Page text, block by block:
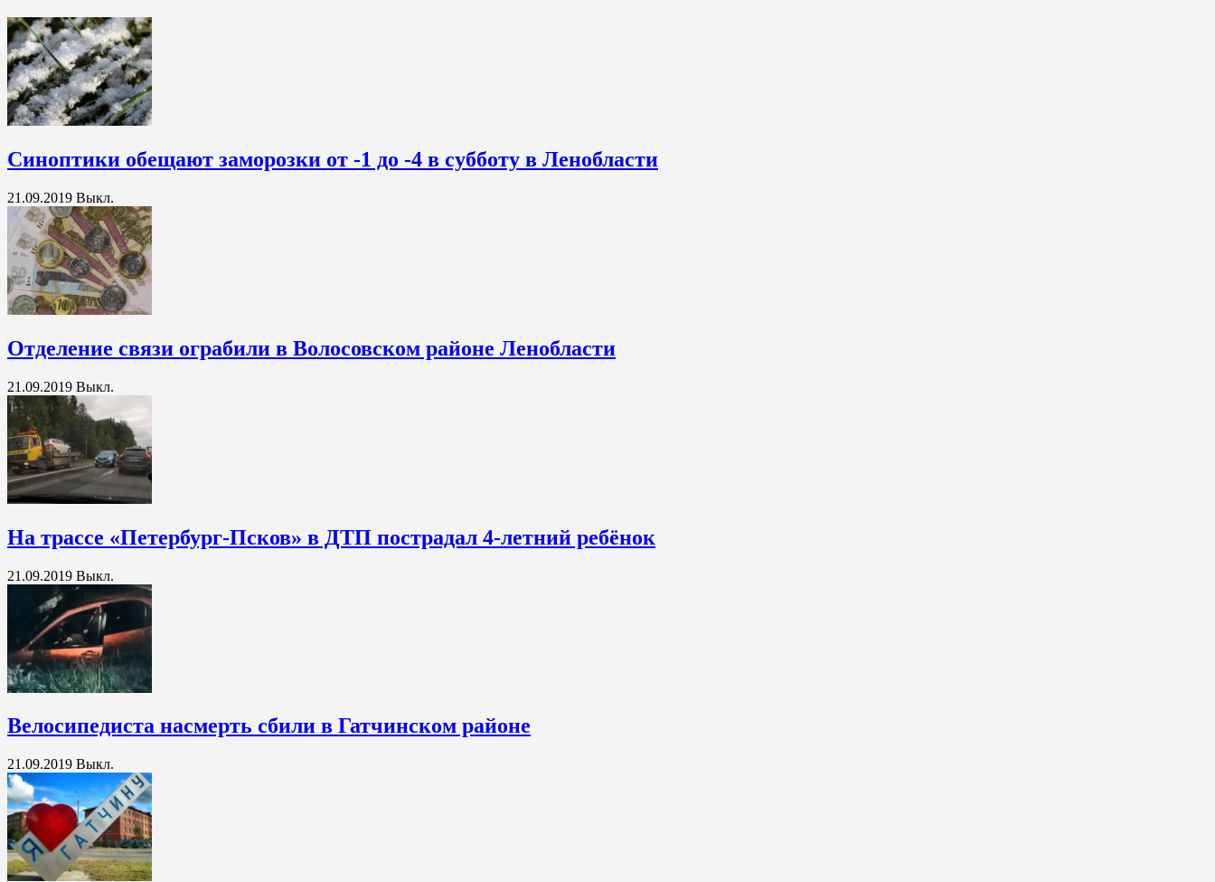
Синоптики обещают заморозки от -1 до -4 в субботу в Ленобласти
21.09.2019 Выкл.
Отделение связи ограбили в Волосовском районе Ленобласти
21.09.2019 Выкл.
На трассе «Петербург-Псков» в ДТП пострадал 4-летний ребёнок
21.09.2019 Выкл.
Велосипедиста насмерть сбили в Гатчинском районе
21.09.2019 Выкл.